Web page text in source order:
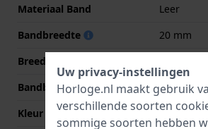
Materiaal Band
Leer
Bandbreedte
20 mm
Breedte bandaanzet
Bandbreedte bij sluiting
18 mm
Kleur Band
Zwart
Uw privacy-instellingen
Horloge.nl maakt gebruik
verschillende soorten
sommige soorten hebben